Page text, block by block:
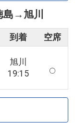
島 → 旭川
到着 空席
旭川
19:15